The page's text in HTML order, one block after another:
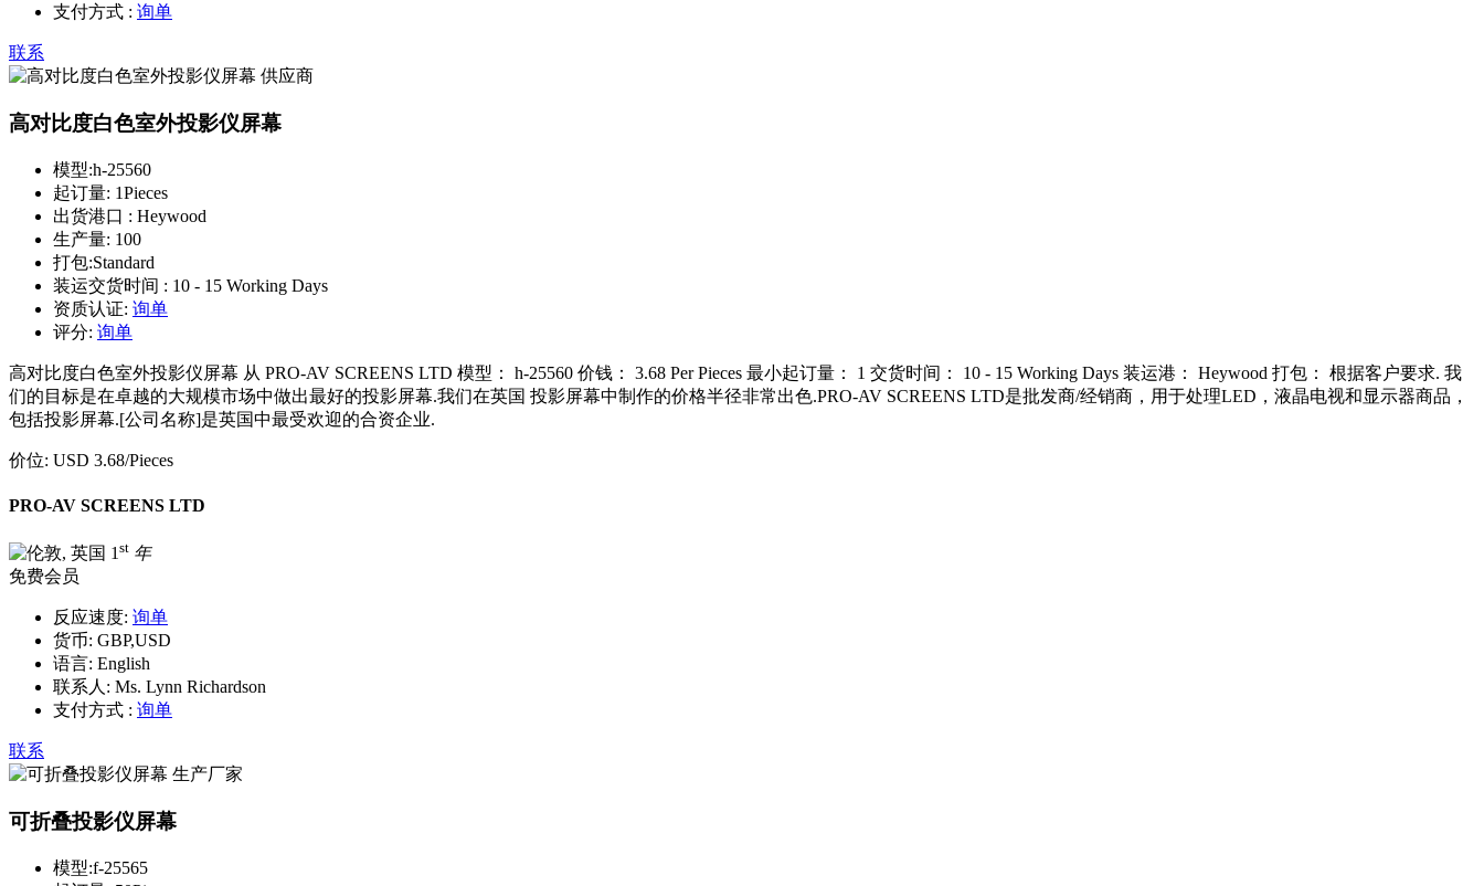
支付方式 : 询单
联系
高对比度白色室外投影仪屏幕
模型:h-25560
起订量: 1Pieces
出货港口 : Heywood
生产量: 100
打包:Standard
装运交货时间 : 10 - 15 Working Days
资质认证: 询单
评分: 询单
高对比度白色室外投影仪屏幕 从 PRO-AV SCREENS LTD 模型： h-25560 价钱： 3.68 Per Pieces 最小起订量： 1 交货时间： 10 - 15 Working Days 装运港： Heywood 打包： 根据客户要求. 我
们的目标是在卓越的大规模市场中做出最好的投影屏幕.我们在英国 投影屏幕中制作的价格半径非常出色.PRO-AV SCREENS LTD是批发商/经销商，用于处理LED，液晶电视和显示器商品，
包括投影屏幕.[公司名称]是英国中最受欢迎的合资企业.
价位: USD 3.68/Pieces
PRO-AV SCREENS LTD
1 st 年
免费会员
反应速度: 询单
货币: GBP,USD
语言: English
联系人: Ms. Lynn Richardson
支付方式 : 询单
联系
可折叠投影仪屏幕
模型:f-25565